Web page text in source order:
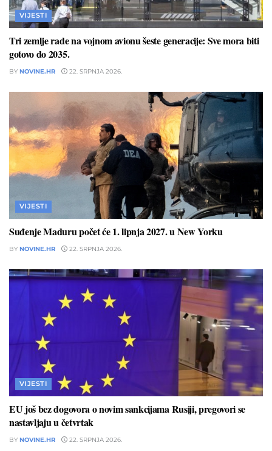
VIJESTI
Tri zemlje rade na vojnom avionu šeste generacije: Sve mora biti
gotovo do 2035.
BY NOVINE.HR 22. SRPNJA 2026.
VIJESTI
Suđenje Maduru počet će 1. lipnja 2027. u New Yorku
BY NOVINE.HR 22. SRPNJA 2026.
VIJESTI
EU još bez dogovora o novim sankcijama Rusiji, pregovori se
nastavljaju u četvrtak
BY NOVINE.HR 22. SRPNJA 2026.